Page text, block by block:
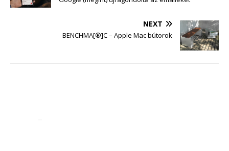
NEXT
BENCHMA[®]C – Apple Mac bútorok